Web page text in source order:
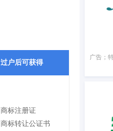
过户后可获得
商标注册证
商标转让公证书